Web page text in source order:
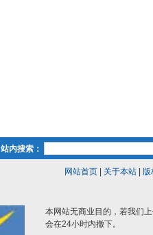
站内搜索：
网站首页| 关于本站| 版
本网站无商业目的，若我们
会在24小时内撤下。